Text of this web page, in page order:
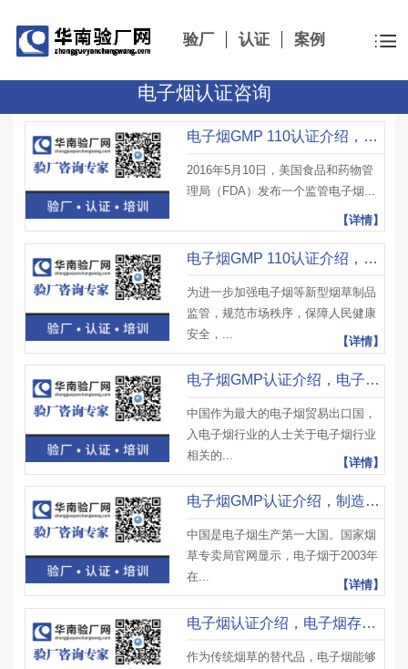
验厂 认证 案例
电子烟认证咨询
电子烟GMP 110认证介绍，电子烟标准过渡期、政策及主要内容
2016年5月10日，美国食品和药物管
理局（FDA）发布一个监管电子烟...
【详情】
电子烟GMP 110认证介绍，GMP 110认证主要内容及烟草专卖零售许可证申请
为进一步加强电子烟等新型烟草制品
监管，规范市场秩序，保障人民健康
安全，...
【详情】
电子烟GMP认证介绍，电子烟气常规化学测试项目及电子烟检测认证意义
中国作为最大的电子烟贸易出口国，
入电子烟行业的人士关于电子烟行业
相关的...
【详情】
电子烟GMP认证介绍，制造商和进口商需通告内容及电子烟质检报告认证流程
中国是电子烟生产第一大国。国家烟
草专卖局官网显示，电子烟于2003年
在...
【详情】
电子烟认证介绍，电子烟存在隐患原因及UL 8139认证标准
作为传统烟草的替代品，电子烟能够